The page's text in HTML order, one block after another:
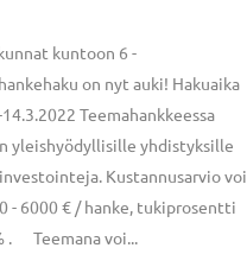
kuntoon 6 -
on nyt auki! Hakuaika
Teemahankkeessa
yleishyödyllisille yhdistyksille
Kustannusarvio voi
- 6000 € / hanke, tukiprosentti
. Teemana voi...